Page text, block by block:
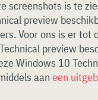
screenshots is te
preview
Voor ons is er tot
preview
Windows 10
aan een